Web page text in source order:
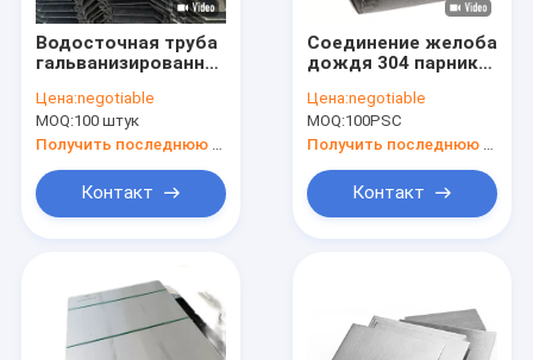
Водосточная труба
гальванизированная
соединила рекламу
2.0мм
Цена:negotiable
MOQ:100 штук
Контакт
Соединение желоба
дождя 304 парника
стали
коммерческое
Цена:negotiable
MOQ:100PSC
Контакт